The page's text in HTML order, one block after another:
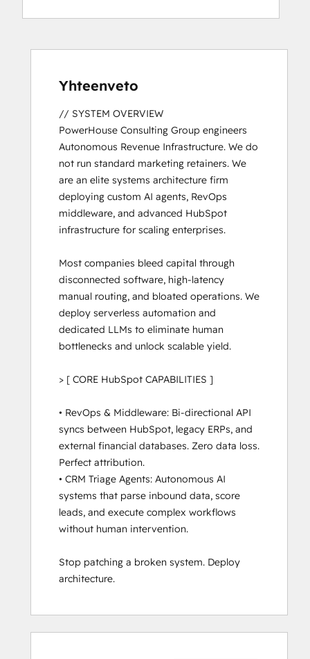
HubSpot Solutions Partner
Yhteenveto
// SYSTEM OVERVIEW
PowerHouse Consulting Group engineers
Autonomous Revenue Infrastructure. We do
not run standard marketing retainers. We
are an elite systems architecture firm
deploying custom AI agents, RevOps
middleware, and advanced HubSpot
infrastructure for scaling enterprises.
Most companies bleed capital through
disconnected software, high-latency
manual routing, and bloated operations. We
deploy serverless automation and
dedicated LLMs to eliminate human
bottlenecks and unlock scalable yield.
> [ CORE HubSpot CAPABILITIES ]
• RevOps & Middleware: Bi-directional API
syncs between HubSpot, legacy ERPs, and
external financial databases. Zero data loss.
Perfect attribution.
• CRM Triage Agents: Autonomous AI
systems that parse inbound data, score
leads, and execute complex workflows
without human intervention.
Stop patching a broken system. Deploy
architecture.